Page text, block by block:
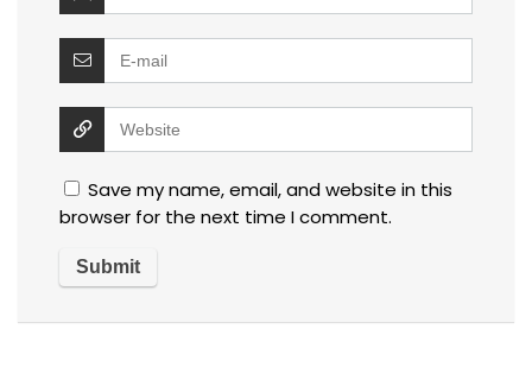
Save my name, email, and website in this
browser for the next time I comment.